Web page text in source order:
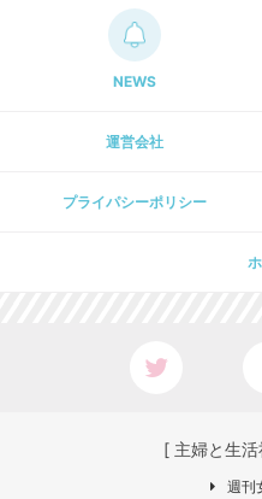
NEWS
運営会社
プライパシーポリシー
[ 主婦と生
週刊